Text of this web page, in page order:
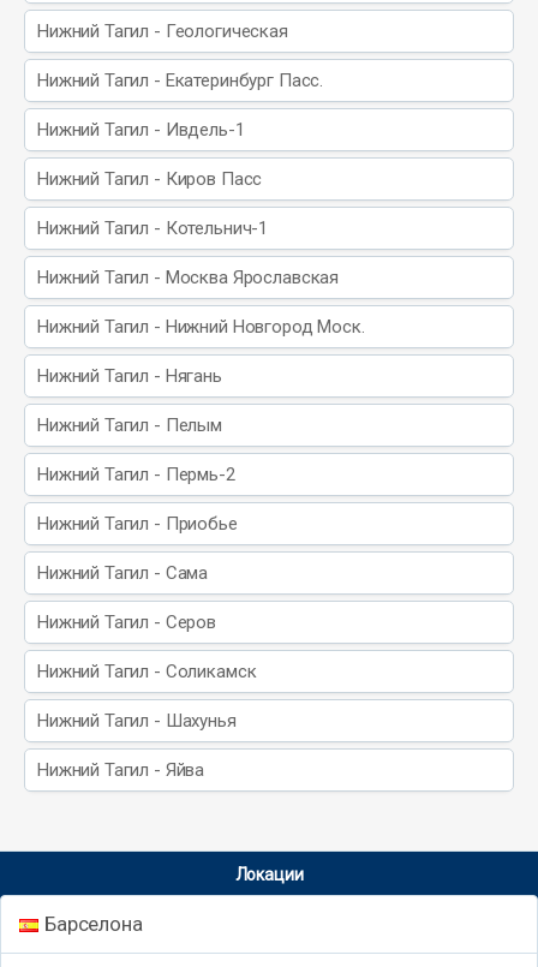
Нижний Тагил - Геологическая
Нижний Тагил - Екатеринбург Пасс.
Нижний Тагил - Ивдель-1
Нижний Тагил - Киров Пасс
Нижний Тагил - Котельнич-1
Нижний Тагил - Москва Ярославская
Нижний Тагил - Нижний Новгород Моск.
Нижний Тагил - Нягань
Нижний Тагил - Пелым
Нижний Тагил - Пермь-2
Нижний Тагил - Приобье
Нижний Тагил - Сама
Нижний Тагил - Серов
Нижний Тагил - Соликамск
Нижний Тагил - Шахунья
Нижний Тагил - Яйва
Локации
Барселона